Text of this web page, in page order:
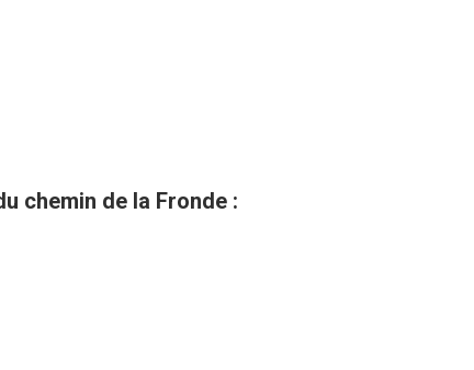
chemin de la Fronde :